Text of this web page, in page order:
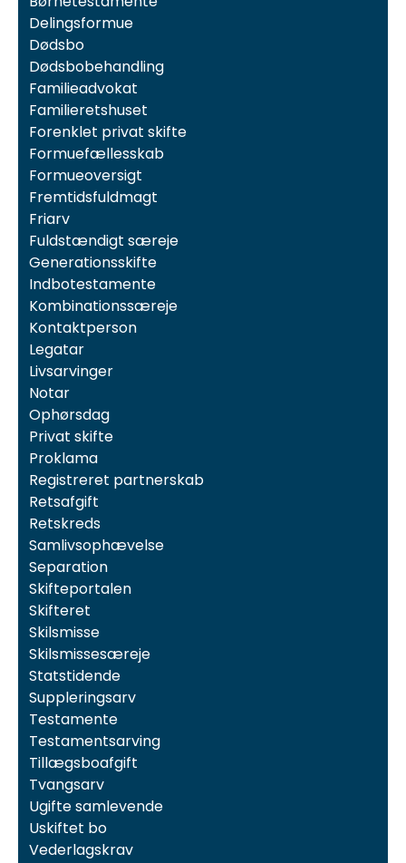
Delingsformue
Dødsbo
Dødsbobehandling
Familieadvokat
Familieretshuset
Forenklet privat skifte
Formuefællesskab
Formueoversigt
Fremtidsfuldmagt
Friarv
Fuldstændigt særeje
Generationsskifte
Indbotestamente
Kombinationssæreje
Kontaktperson
Legatar
Livsarvinger
Notar
Ophørsdag
Privat skifte
Proklama
Registreret partnerskab
Retsafgift
Retskreds
Samlivsophævelse
Separation
Skifteportalen
Skifteret
Skilsmisse
Skilsmissesæreje
Statstidende
Suppleringsarv
Testamente
Testamentsarving
Tillægsboafgift
Tvangsarv
Ugifte samlevende
Uskiftet bo
Vederlagskrav